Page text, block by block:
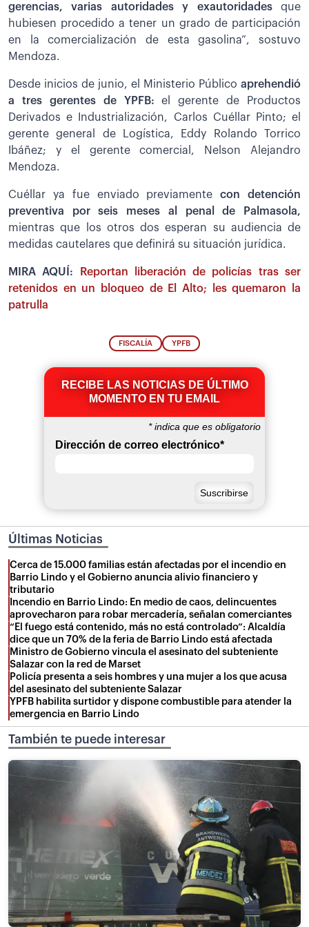
gerencias, varias autoridades y exautoridadesque
hubiesen procedido a tener un grado de participación
en la comercialización de esta gasolina”, sostuvo
Mendoza.
Desde inicios de junio, el Ministerio Público aprehendió
a tres gerentes de YPFB:el gerente de Productos
Derivados e Industrialización, Carlos Cuéllar Pinto; el
gerente general de Logística, Eddy Rolando Torrico
Ibáñez; y el gerente comercial, Nelson Alejandro
Mendoza.
Cuéllar ya fue enviado previamentecon detención
preventiva por seis meses al penal de Palmasola,
mientras que los otros dos esperan su audiencia de
medidas cautelares que definirá su situación jurídica.
MIRA AQUÍ:
Reportan liberación de policías tras ser
retenidos en un bloqueo de El Alto; les quemaron la
patrulla
FISCALÍA YPFB
RECIBE LAS NOTICIAS DE ÚLTIMO
MOMENTO EN TU EMAIL
*indica que es obligatorio
Dirección de correo electrónico*
Últimas Noticias
Cerca de 15.000 familias están afectadas por el incendio en
Barrio Lindo y el Gobierno anuncia alivio financiero y
tributario
Incendio en Barrio Lindo: En medio de caos, delincuentes
aprovecharon para robar mercadería, señalan comerciantes
“El fuego está contenido, más no está controlado”: Alcaldía
dice que un 70% de la feria de Barrio Lindo está afectada
Ministro de Gobierno vincula el asesinato del subteniente
Salazar con la red de Marset
Policía presenta a seis hombres y una mujer a los que acusa
del asesinato del subteniente Salazar
YPFB habilita surtidor y dispone combustible para atender la
emergencia en Barrio Lindo
También te puede interesar